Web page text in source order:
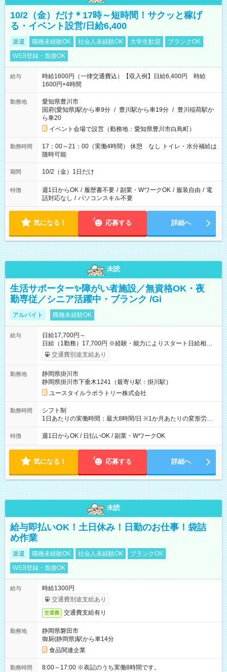
10/2（金）だけ＊17時～短時間！サクッと稼げ
る・イベント設営/日給6,400
派遣 職種未経験OK 社会人未経験OK 大学生歓迎
ブランクOK
WEB登録・面接OK
給与
時給1600円（一律交通費込）【収入例】日給6,400円 時給
1600円×4時間
勤務地
愛知県豊川市
国府(愛知県)駅から車9分 / 豊川駅から車19分 / 豊川稲荷駅か
ら車20
イベント会場で設営（勤務地：愛知県豊川市白鳥町）
勤務時間
17：00～21：00（実働4時間） 休憩 なし トイレ・水分補給は
随時可能
期間 10/2（金）1日だけ
特徴 週1日からOK / 履歴書不要 / 副業・WワークOK / 服装自由 / 電
話対応なし / パソコンスキル不要
気になる！ 応募する 詳細へ
未読
生活サポーター✨障がい者施設／無資格OK・夜
勤専従／シニア活躍中・ブランク /Gi
アルバイト 職種未経験OK
給与
日給17,700円～
日給（1勤務）17,700円 ※経験・能力によりスタート日給相談
可・昇給可 【試用期間】試用期間あり 試用期間の長さ：3ヶ月
雇用形態、給与は本採用時と同じです。
交通費別途支給あり
勤務地
静岡県掛川市
静岡県掛川市下垂木1241（最寄り駅：掛川駅）
ユースタイルラボラトリー株式会社
勤務時間
シフト制
1日あたりの実働時間：最大8時間/日 ※1か月あたりの変形労働
制（週平均40時間以内） 夜勤：17:00-翌09:00（休憩2時間）
特徴 週1日からOK / 日払いOK / 副業・WワークOK
気になる！ 応募する 詳細へ
未読
給与即払いOK！土日休み！日勤のお仕事！袋詰
め作業
派遣 職種未経験OK 社会人未経験OK
ブランクOK
WEB登録・面接OK
給与
時給1300円
交通費別途支給あり
交通費 交通費支給有り
勤務地
静岡県磐田市
御厨(静岡県)駅から車14分
食品関連企業
勤務時間 8:00～17:00 ※表記のうち実働8時間です。